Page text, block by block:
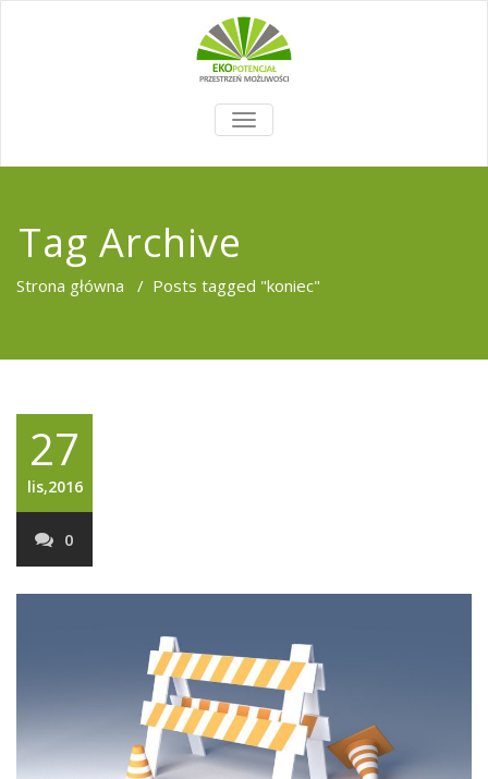
TOGGLE
NAVIGATION
Tag Archive
Strona główna / Posts tagged "koniec"
27
lis,2016
0